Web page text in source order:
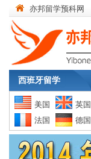
亦邦留学预科网
西班牙留学
美国 英国
法国
德国